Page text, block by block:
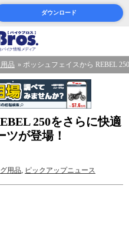
ダウンロード
品 ポッシュフェイスから REBEL
250をさらに快適
ツが登場！
用品, ピックアップニュース